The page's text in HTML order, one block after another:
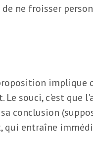
ne froisser
implique
Le souci, c'est que
conclusion
qui entraîne